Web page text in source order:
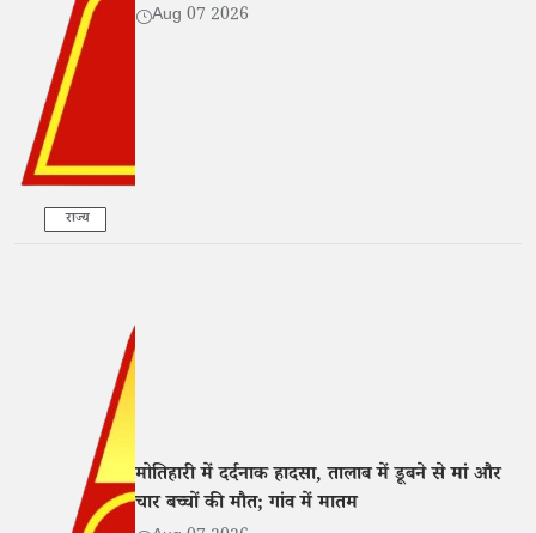
राज्य
Aug 07 2026
मोतिहारी में दर्दनाक हादसा, तालाब में डूबने से मां और
चार बच्चों की मौत; गांव में मातम